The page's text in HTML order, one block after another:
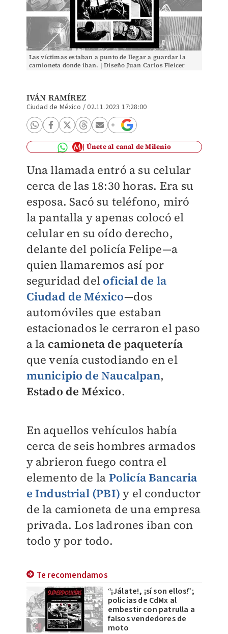
Las víctimas estaban a punto de llegar a guardar la
camioneta donde iban. | Diseño Juan Carlos Fleicer
IVÁN RAMÍREZ
Ciudad de México /02.11.2023 17:28:00
Únete al canal de Milenio
Una llamada entró a su celular
cerca de las 18:30 horas. Era su
esposa. Sacó su teléfono, miró
la pantalla y apenas colocó el
celular en su oído derecho,
delante del policía Felipe—a
quien llamaremos así por
seguridad del oficial de la
Ciudad de México—dos
automóviles que estaban
estacionados le cerraron el paso
a la camioneta de paquetería
que venía custodiando en el
municipio de Naucalpan,
Estado de México.
En aquellos vehículos había
cerca de seis hombres armados
y abrieron fuego contra el
elemento de la Policía Bancaria
e Industrial (PBI) y el conductor
de la camioneta de una empresa
privada. Los ladrones iban con
todo y por todo.
Te recomendamos
“¡Jálate!, ¡sí son ellos!”;
policías de CdMx al
embestir con patrulla a
falsos vendedores de
moto